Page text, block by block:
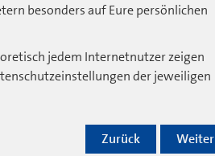
besonders auf Eure persönlichen
jedem Internetnutzer zeigen
der jeweiligen
Weiter
Zurück